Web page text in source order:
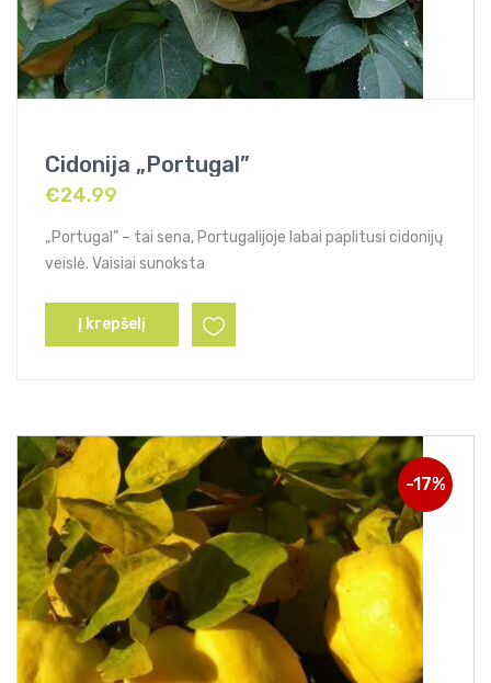
Cidonija „Portugal”
€24.99
„Portugal” – tai sena, Portugalijoje labai paplitusi cidonijų
veislė. Vaisiai sunoksta
Į krepšelį
-17%